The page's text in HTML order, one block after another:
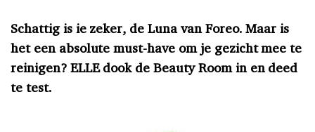
Schattig is ie zeker, de Luna van Foreo. Maar is
het een absolute must-have om je gezicht mee te
reinigen? ELLE dook de Beauty Room in en deed
te test.